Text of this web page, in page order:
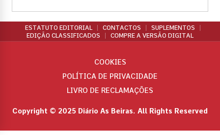
ESTATUTO EDITORIAL CONTACTOS
SUPLEMENTOS
EDIÇÃO CLASSIFICADOS
COMPRE A VERSÃO DIGITAL
Copyright © 2025 Diário As Beiras. All Rights Reserved
COOKIES
POLÍTICA DE PRIVACIDADE
LIVRO DE RECLAMAÇÕES